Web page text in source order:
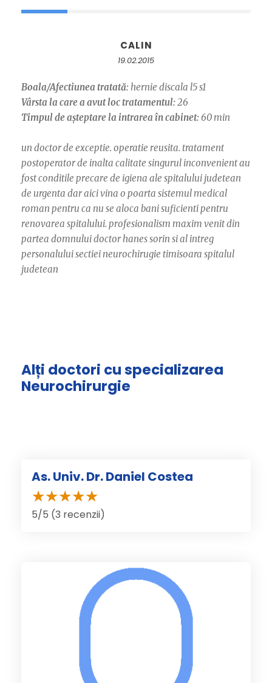
CALIN
19.02.2015
Boala/Afectiunea tratată: hernie discala l5 s1
Vârsta la care a avut loc tratamentul: 26
Timpul de așteptare la intrarea în cabinet: 60 min
un doctor de exceptie. operatie reusita. tratament
postoperator de inalta calitate singurul inconvenient au
fost conditile precare de igiena ale spitalului judetean
de urgenta dar aici vina o poarta sistemul medical
roman pentru ca nu se aloca bani suficienti pentru
renovarea spitalului. profesionalism maxim venit din
partea domnului doctor hanes sorin si al intreg
personalului sectiei neurochirugie timisoara spitalul
judetean
Alți doctori cu specializarea
Neurochirurgie
As. Univ. Dr. Daniel Costea
5/5 (3 recenzii)